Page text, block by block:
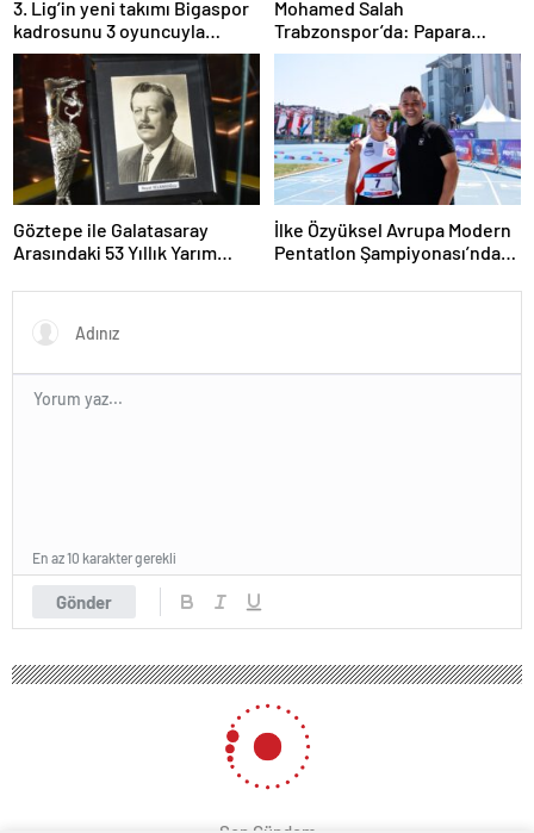
3. Lig’in yeni takımı Bigaspor
kadrosunu 3 oyuncuyla
güçlendirdi
Mohamed Salah
Trabzonspor’da: Papara
Park’ta Görkemli İmza Töreni
Göztepe ile Galatasaray
Arasındaki 53 Yıllık Yarım
İlke Özyüksel Avrupa Modern
Pentatlon Şampiyonası’nda
Gönder
En az 10 karakter gerekli